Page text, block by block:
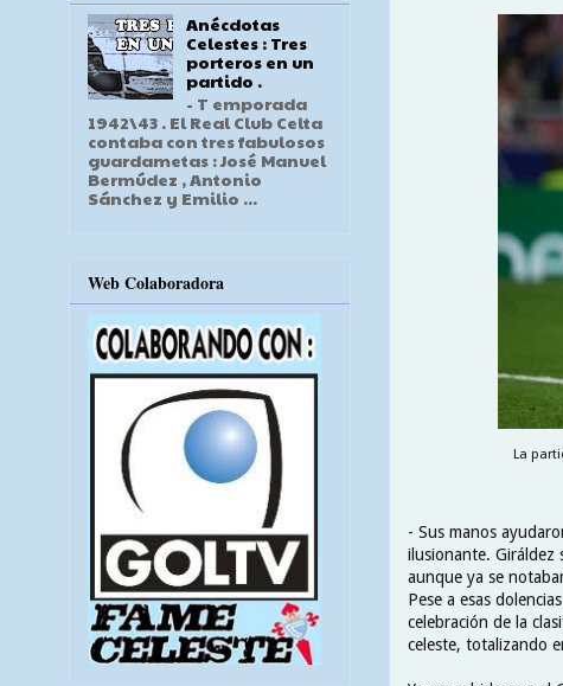
La
- Sus manos
ilusionante. Giráldez
aunque ya se
Pese a esas
celebración de la
celeste, totalizando
Anécdotas
Celestes : Tres
porteros en un
partido .
- T emporada
1942\43 . El Real Club Celta
contaba con tres fabulosos
guardametas : José Manuel
Bermúdez , Antonio
Sánchez y Emilio ...
Web Colaboradora